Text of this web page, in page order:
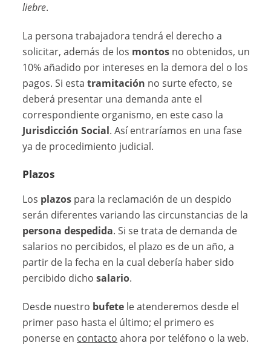
liebre.
La persona trabajadora tendrá el derecho a
solicitar, además de los montos no obtenidos, un
10% añadido por intereses en la demora del o los
pagos. Si estatramitación no surte efecto, se
deberá presentar una demanda ante el
correspondiente organismo, en este caso la
Jurisdicción Social. Así entraríamos en una fase
ya de procedimiento judicial.
Plazos
Los plazos para la reclamación de un despido
serán diferentes variando las circunstancias de la
persona despedida. Si se trata de demanda de
salarios no percibidos, el plazo es de un año, a
partir de la fecha en la cual debería haber sido
percibido dichosalario.
Desde nuestro bufete le atenderemos desde el
primer paso hasta el último; el primero es
ponerse en contacto ahora por teléfono o la web.